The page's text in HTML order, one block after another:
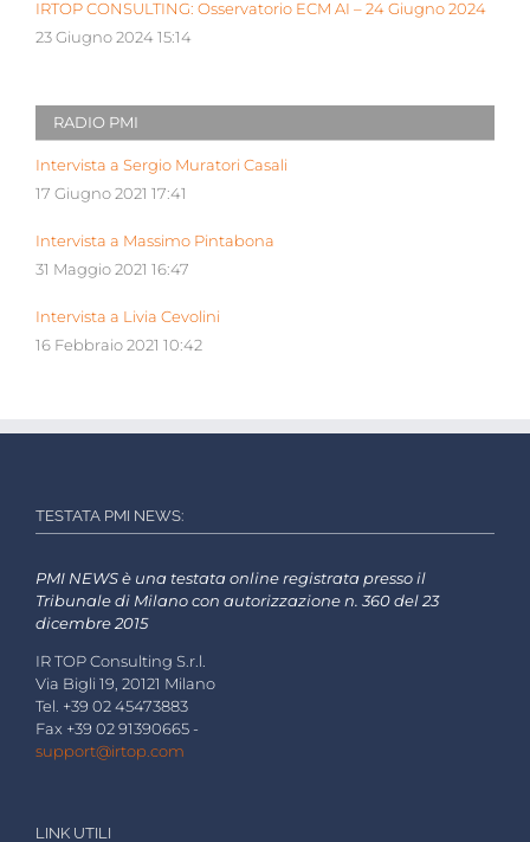
IRTOP CONSULTING: Osservatorio ECM AI – 24 Giugno 2024
23 Giugno 2024 15:14
RADIO PMI
Intervista a Sergio Muratori Casali
17 Giugno 2021 17:41
Intervista a Massimo Pintabona
31 Maggio 2021 16:47
Intervista a Livia Cevolini
16 Febbraio 2021 10:42
TESTATA PMI NEWS:
PMI NEWS è una testata online registrata presso il
Tribunale di Milano con autorizzazione n. 360 del 23
dicembre 2015
IR TOP Consulting S.r.l.
Via Bigli 19, 20121 Milano
Tel. +39 02 45473883
Fax +39 02 91390665 -
support@irtop.com
LINK UTILI